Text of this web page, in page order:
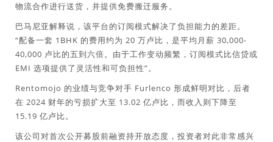
物流合作进行送货，并提供免费搬迁服务。
巴马尼亚解释说，该平台的订阅模式解决了负担能力的差距。
“配备一套 1BHK 的费用约为 20 万卢比，是平均月薪 30,000-
40,000 卢比的五到六倍。由于工作变动频繁，订阅模式比信贷或
EMI 选项提供了灵活性和可负担性”。
Rentomojo 的业绩与竞争对手 Furlenco 形成鲜明对比，后者
在 2024 财年的亏损扩大至 13.02 亿卢比，而收入则下降至
15.19 亿卢比。
该公司对首次公开募股前融资持开放态度，投资者对此非常感兴